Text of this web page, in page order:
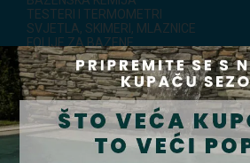
TESTERI I TERMOMETRI
SVJETLA, SKIMERI, MLAZNICE
FOLIJE ZA BAZENE
TOPLINSKE PUMPE
PUMPE
SETOVI FILTERA
FILTER POSUDE
FILTER ULOŠCI
VIŠESPUTNI VENTILI
IZMJENJIVAČI TOPLINE
GRIJANJE NA STRUJU